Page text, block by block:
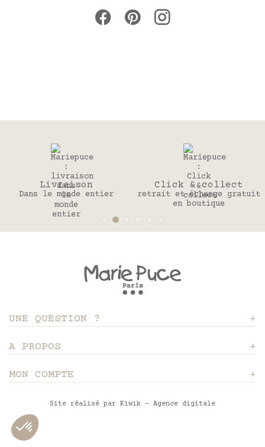
Livraison
Dans le monde entier
Click & collect
retrait et échange gratuit
en boutique
UNE QUESTION ?
A PROPOS
MON COMPTE
Site réalisé par Kiwik - Agence digitale